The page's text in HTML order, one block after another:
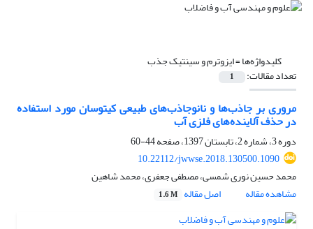
کلیدواژه‌ها =ایزوترم و سینتیک جذب
تعداد مقالات: 1
مروری بر جاذب‌ها و نانوجاذب‌های طبیعی کیتوسان مورد استفاده
در حذف آلاینده‌های فلزی آب
دوره 3، شماره 2، تابستان 1397، صفحه
44-60
10.22112/jwwse.2018.130500.1090
محمد حسین نوری شمسی، مصطفی جعفری، محمد شاهین
مشاهده مقاله
اصل مقاله 1.6 M